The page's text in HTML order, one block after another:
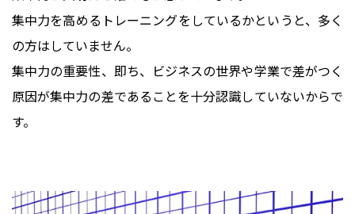
集中力を高めるトレーニングをしているかというと、多く
の方はしていません。
集中力の重要性、即ち、ビジネスの世界や学業で差がつく
原因が集中力の差であることを十分認識していないからで
す。